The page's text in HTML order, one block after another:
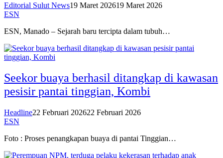
Editorial Sulut News19 Maret 202619 Maret 2026
ESN
ESN, Manado – Sejarah baru tercipta dalam tubuh…
Seekor buaya berhasil ditangkap di kawasan
pesisir pantai tinggian, Kombi
Headline22 Februari 202622 Februari 2026
ESN
Foto : Proses penangkapan buaya di pantai Tinggian…